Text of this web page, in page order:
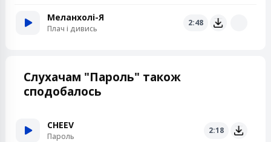
Меланхолі-Я
Плач і дивись
2:48
Слухачам "Пароль" також
сподобалось
CHEEV
Пароль
2:18